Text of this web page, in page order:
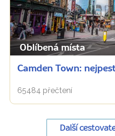
Oblíbená místa
Camden Town:
65484 přečtení
Další